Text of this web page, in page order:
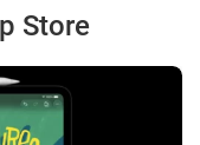
Store